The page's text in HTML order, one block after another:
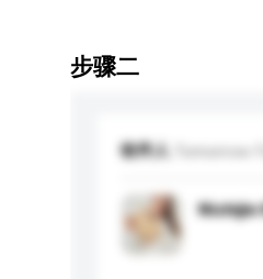
步骤二
收件人
Nishijin